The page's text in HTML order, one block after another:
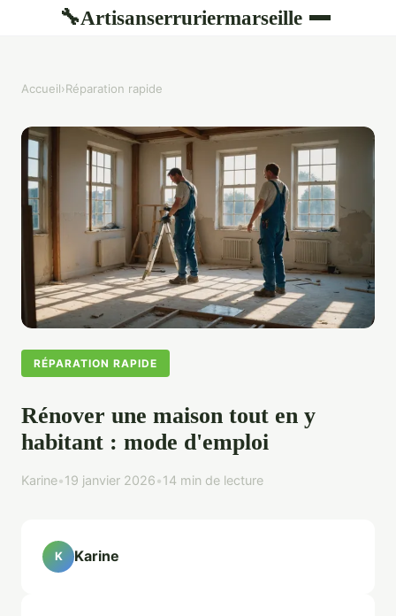
🔧Artisanserruriermarseille
Accueil›Réparation rapide
RÉPARATION RAPIDE
Rénover une maison tout en y
habitant : mode d'emploi
Karine•19 janvier 2026•14 min de lecture
K Karine